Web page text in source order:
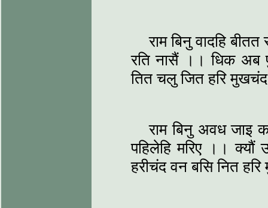
राम बिनु वादहि
रति नासैं ।। धिक अब
तित चलु जित हरि
राम बिनु अवध जाइ
पहिलेहि मरिए ।।
हरीचंद वन बसि नित